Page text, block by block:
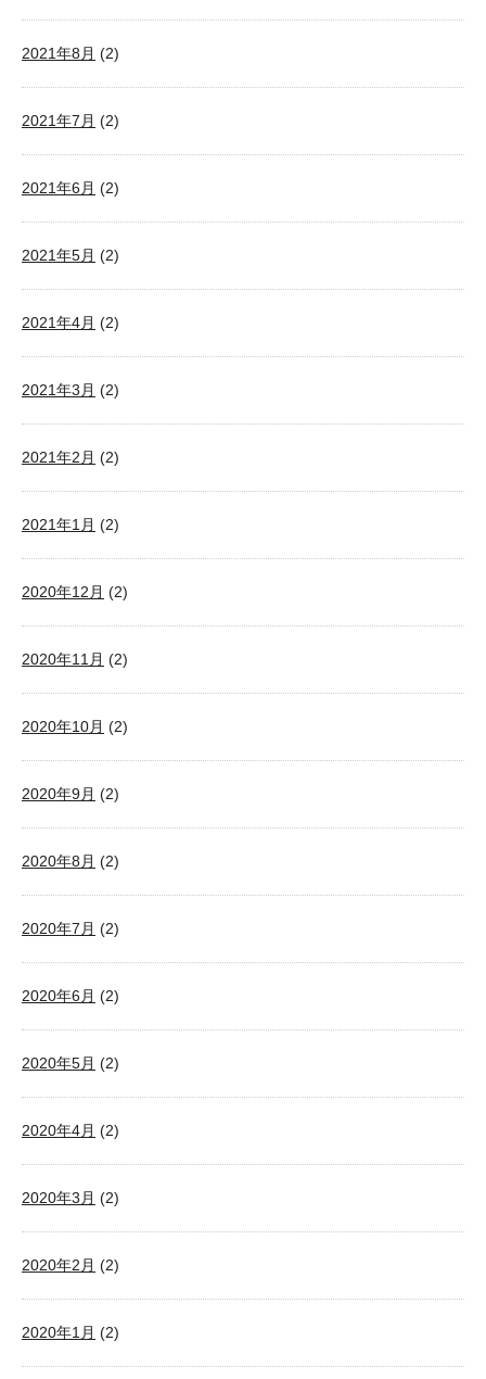
2021年8月 (2)
2021年7月 (2)
2021年6月 (2)
2021年5月 (2)
2021年4月 (2)
2021年3月 (2)
2021年2月 (2)
2021年1月 (2)
2020年12月 (2)
2020年11月 (2)
2020年10月 (2)
2020年9月 (2)
2020年8月 (2)
2020年7月 (2)
2020年6月 (2)
2020年5月 (2)
2020年4月 (2)
2020年3月 (2)
2020年2月 (2)
2020年1月 (2)